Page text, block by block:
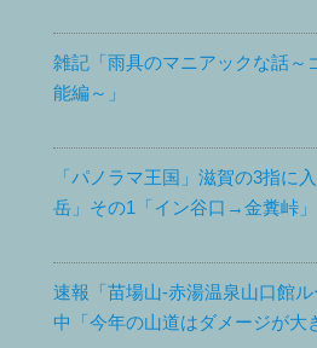
雑記「雨具のマニアックな話～
能編～」
「パノラマ王国」滋賀の3指に
岳」その1「イン谷口→金糞峠」
速報「苗場山-赤湯温泉山口館
中「今年の山道はダメージが大